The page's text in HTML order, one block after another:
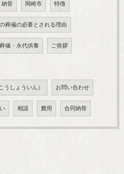
納骨 岡崎市 特徴
葬儀の必要とされる理由
葬儀・永代供養 ご挨拶
うしょういん） お問い合わせ
相談 費用 合同納骨